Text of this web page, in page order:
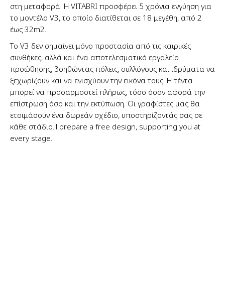
στη μεταφορά. Η VITABRI προσφέρει 5 χρόνια εγγύηση για
το μοντέλο V3, το οποίο διατίθεται σε 18 μεγέθη, από 2
έως 32m2.
Το V3 δεν σημαίνει μόνο προστασία από τις καιρικές
συνθήκες, αλλά και ένα αποτελεσματικό εργαλείο
προώθησης, βοηθώντας πόλεις, συλλόγους και ιδρύματα να
ξεχωρίζουν και να ενισχύουν την εικόνα τους. Η τέντα
μπορεί να προσαρμοστεί πλήρως, τόσο όσον αφορά την
επίστρωση όσο και την εκτύπωση. Οι γραφίστες μας θα
ετοιμάσουν ένα δωρεάν σχέδιο, υποστηρίζοντάς σας σε
κάθε στάδιο.ll prepare a free design, supporting you at
every stage.